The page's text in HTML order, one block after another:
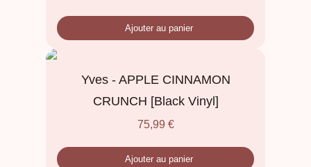
Ajouter au panier
Yves - APPLE CINNAMON
CRUNCH [Black Vinyl]
75,99 €
Ajouter au panier